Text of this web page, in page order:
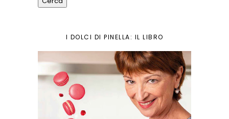
I DOLCI DI PINELLA: IL LIBRO